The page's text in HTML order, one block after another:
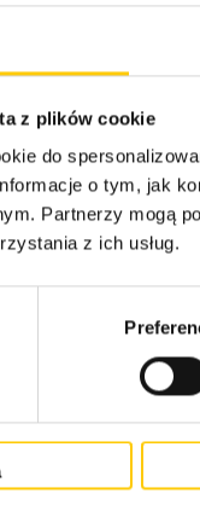
z plików cookie
do
o tym, jak
Partnerzy mogą
z ich usług.
Infrastrukturą
Administracyjna
do chmury
Engineering